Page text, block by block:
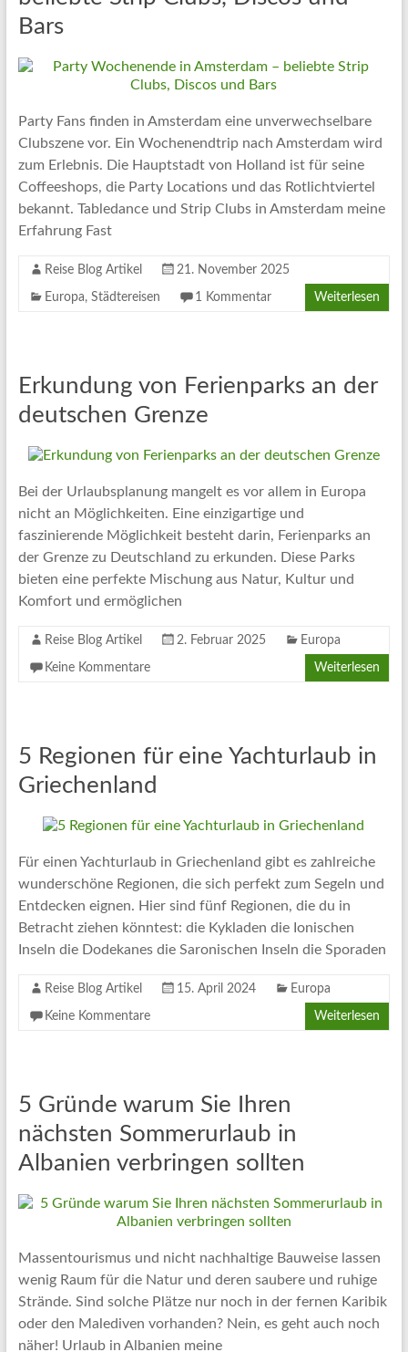
Bars
Party Fans finden in Amsterdam eine unverwechselbare
Clubszene vor. Ein Wochenendtrip nach Amsterdam wird
zum Erlebnis. Die Hauptstadt von Holland ist für seine
Coffeeshops, die Party Locations und das Rotlichtviertel
bekannt. Tabledance und Strip Clubs in Amsterdam meine
Erfahrung Fast
Reise Blog Artikel 21. November 2025
Europa, Städtereisen 1 Kommentar Weiterlesen
Erkundung von Ferienparks an der
deutschen Grenze
Bei der Urlaubsplanung mangelt es vor allem in Europa
nicht an Möglichkeiten. Eine einzigartige und
faszinierende Möglichkeit besteht darin, Ferienparks an
der Grenze zu Deutschland zu erkunden. Diese Parks
bieten eine perfekte Mischung aus Natur, Kultur und
Komfort und ermöglichen
Reise Blog Artikel 2. Februar 2025 Europa
Keine Kommentare Weiterlesen
5 Regionen für eine Yachturlaub in
Griechenland
Für einen Yachturlaub in Griechenland gibt es zahlreiche
wunderschöne Regionen, die sich perfekt zum Segeln und
Entdecken eignen. Hier sind fünf Regionen, die du in
Betracht ziehen könntest: die Kykladen die Ionischen
Inseln die Dodekanes die Saronischen Inseln die Sporaden
Reise Blog Artikel 15. April 2024 Europa
Keine Kommentare Weiterlesen
5 Gründe warum Sie Ihren
nächsten Sommerurlaub in
Albanien verbringen sollten
Massentourismus und nicht nachhaltige Bauweise lassen
wenig Raum für die Natur und deren saubere und ruhige
Strände. Sind solche Plätze nur noch in der fernen Karibik
oder den Malediven vorhanden? Nein, es geht auch noch
näher! Urlaub in Albanien meine